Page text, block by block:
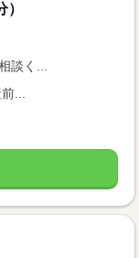
談く...
...